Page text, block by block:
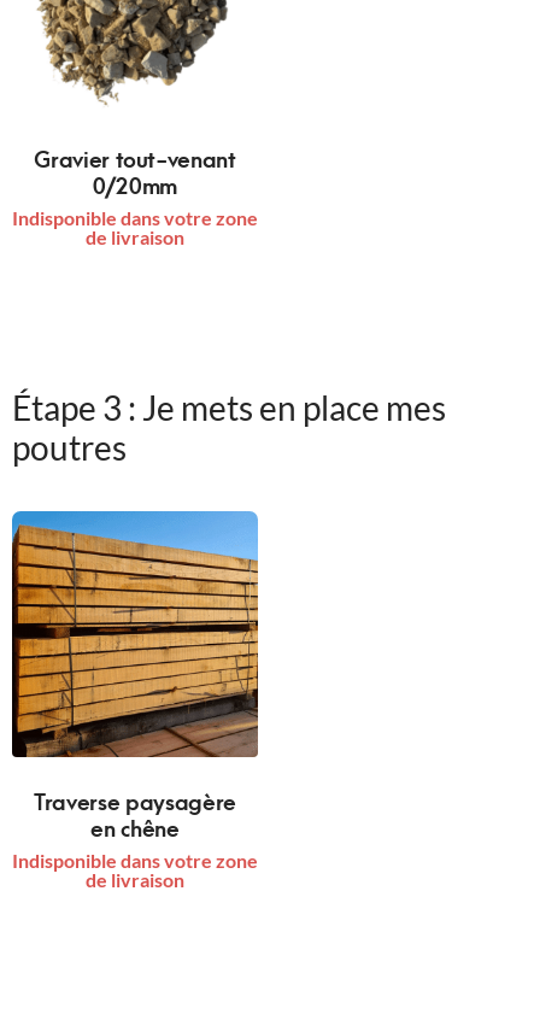
Gravier tout-venant
0/20mm
Indisponible dans votre zone
de livraison
Étape 3 : Je mets en place mes
poutres
Traverse paysagère
en chêne
Indisponible dans votre zone
de livraison